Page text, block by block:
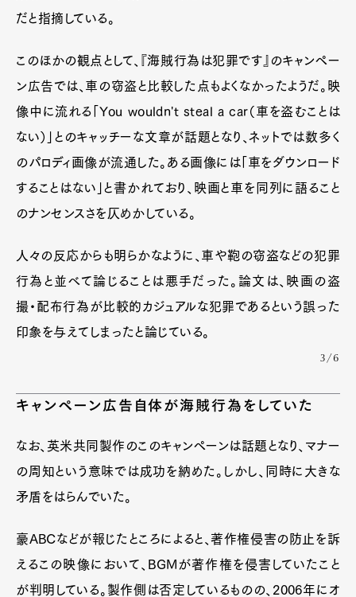
だと指摘している。
このほかの観点として、『海賊行為は犯罪です』のキャンペー
ン広告では、車の窃盗と比較した点もよくなかったようだ。映
像中に流れる「You wouldn't steal a car（車を盗むことは
ない）」とのキャッチーな文章が話題となり、ネットでは数多く
のパロディ画像が流通した。ある画像には「車をダウンロード
することはない」と書かれており、映画と車を同列に語ること
のナンセンスさを仄めかしている。
人々の反応からも明らかなように、車や鞄の窃盗などの犯罪
行為と並べて論じることは悪手だった。論文は、映画の盗
撮・配布行為が比較的カジュアルな犯罪であるという誤った
印象を与えてしまったと論じている。
3/6
キャンペーン広告自体が海賊行為をしていた
なお、英米共同製作のこのキャンペーンは話題となり、マナー
の周知という意味では成功を納めた。しかし、同時に大きな
矛盾をはらんでいた。
豪ABCなどが報じたところによると、著作権侵害の防止を訴
えるこの映像において、BGMが著作権を侵害していたこと
が判明している。製作側は否定しているものの、2006年にオ